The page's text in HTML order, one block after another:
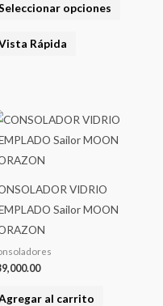
opciones
Rápida
VIDRIO
Sailor MOON
al carrito